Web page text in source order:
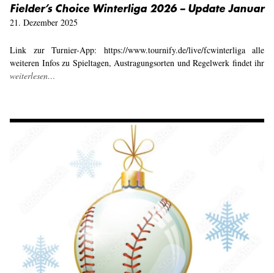
Fielder’s Choice Winterliga 2026 – Update Januar
21. Dezember 2025
Link zur Turnier-App: https://www.tournify.de/live/fcwinterliga alle
weiteren Infos zu Spieltagen, Austragungsorten und Regelwerk findet ihr
weiterlesen…